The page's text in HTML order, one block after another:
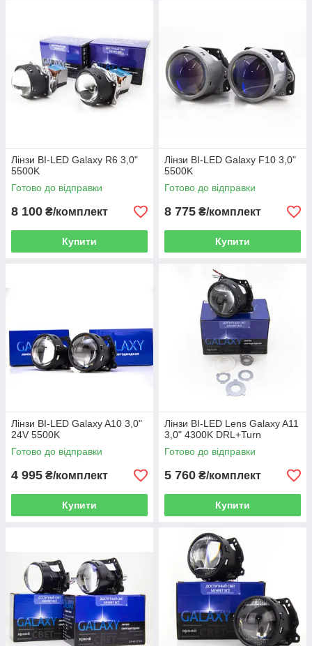
Лінзи BI-LED Galaxy R6 3,0"
5500K
Готово до відправки
8 100 ₴/комплект
Купити
Лінзи BI-LED Galaxy F10 3,0"
5500K
Готово до відправки
8 775 ₴/комплект
Купити
Лінзи BI-LED Galaxy A10 3,0"
24V 5500K
Готово до відправки
4 995 ₴/комплект
Купити
Лінзи BI-LED Lens Galaxy A11
3,0" 4300K DRL+Turn
Готово до відправки
5 760 ₴/комплект
Купити